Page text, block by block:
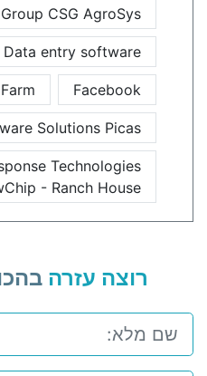
CSG AgroSys
Data entry software
Facebook
Solutions Picas
Technologies
- Ranch House
רוצה עזרה